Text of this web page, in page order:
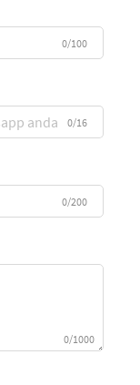
0/100
0/16
0/200
0/1000